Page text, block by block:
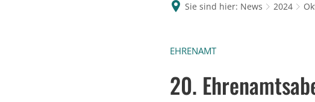
Sie sind hier: News 2024
EHRENAMT
20.